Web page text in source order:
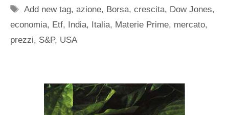
Tag
Add new tag,azione, Borsa,crescita, Dow Jones,
economia, Etf, India, Italia, Materie Prime, mercato,
prezzi, S&P, USA